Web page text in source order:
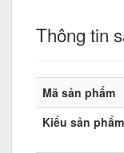
Thông tin
Mã sản phẩm
Kiểu sản phẩm